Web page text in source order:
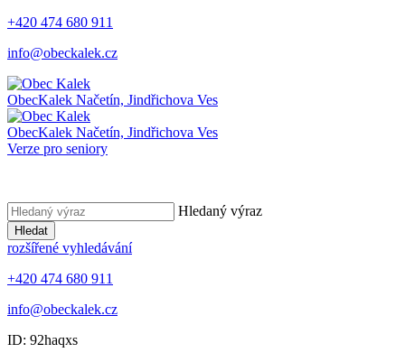
+420 474 680 911
info@obeckalek.cz
ObecKalek Načetín, Jindřichova Ves
ObecKalek Načetín, Jindřichova Ves
Verze pro seniory
Hledaný výraz
Hledat
rozšířené vyhledávání
+420 474 680 911
info@obeckalek.cz
ID: 92haqxs